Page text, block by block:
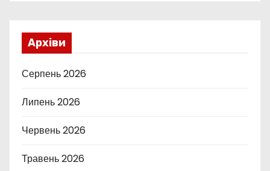
Архіви
Серпень 2026
Липень 2026
Червень 2026
Травень 2026